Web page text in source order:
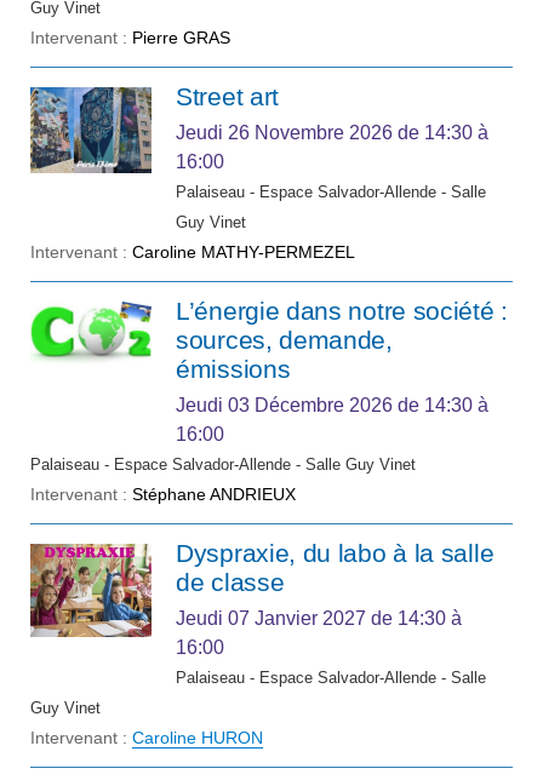
Guy Vinet
Intervenant : Pierre GRAS
Street art
Jeudi 26 Novembre 2026 de 14:30 à
16:00
Palaiseau - Espace Salvador-Allende - Salle
Guy Vinet
Intervenant : Caroline MATHY-PERMEZEL
L’énergie dans notre société :
sources, demande,
émissions
Jeudi 03 Décembre 2026 de 14:30 à
16:00
Palaiseau - Espace Salvador-Allende - Salle Guy Vinet
Intervenant : Stéphane ANDRIEUX
Dyspraxie, du labo à la salle
de classe
Jeudi 07 Janvier 2027 de 14:30 à
16:00
Palaiseau - Espace Salvador-Allende - Salle
Guy Vinet
Intervenant : Caroline HURON